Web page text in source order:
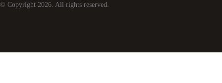
© Copyright 2026 . All rights reserved.